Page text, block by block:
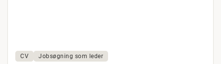
CV Jobsøgning som leder